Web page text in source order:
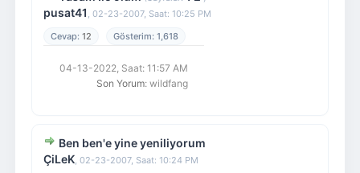
pusat41 , 02-23-2007, Saat: 10:25 PM
12
1,618
04-13-2022, Saat: 11:57 AM
Son Yorum: wildfang
Ben ben'e yine yeniliyorum
ÇiLeK, 02-23-2007, Saat: 10:24 PM